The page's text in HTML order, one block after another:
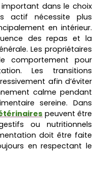
important dans le choix
actif nécessite plus
en intérieur.
des repas et la
Les propriétaires
comportement pour
Les transitions
afin d’éviter
calme pendant
sereine. Dans
peuvent être
ou nutritionnels
doit être faite
en respectant le